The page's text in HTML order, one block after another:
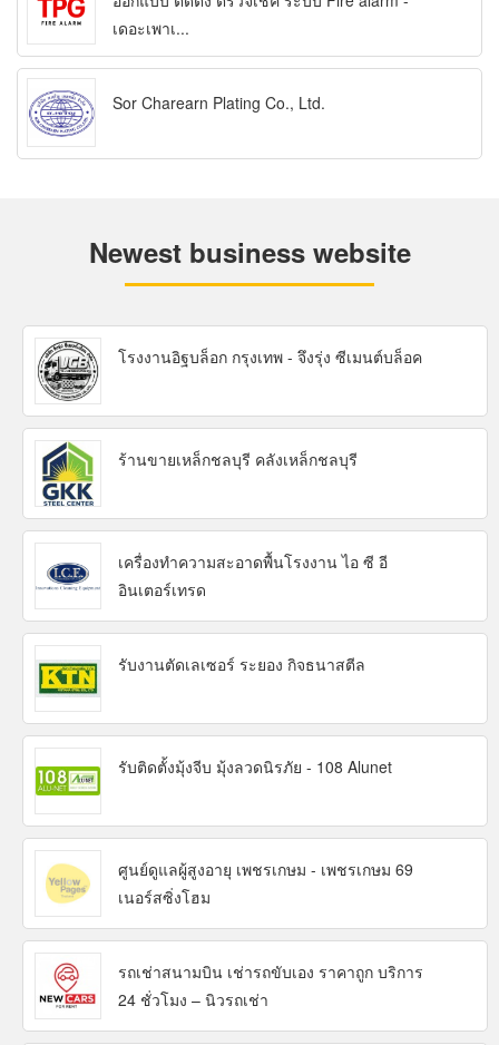
เดอะเพาเ...
Sor Charearn Plating Co., Ltd.
Newest business website
โรงงานอิฐบล็อก กรุงเทพ - จึงรุ่ง ซีเมนต์บล็อค
ร้านขายเหล็กชลบุรี คลังเหล็กชลบุรี
เครื่องทำความสะอาดพื้นโรงงาน ไอ ซี อี
อินเตอร์เทรด
รับงานตัดเลเซอร์ ระยอง กิจธนาสตีล
รับติดตั้งมุ้งจีบ มุ้งลวดนิรภัย - 108 Alunet
ศูนย์ดูแลผู้สูงอายุ เพชรเกษม - เพชรเกษม 69
เนอร์สซิ่งโฮม
รถเช่าสนามบิน เช่ารถขับเอง ราคาถูก บริการ
24 ชั่วโมง – นิวรถเช่า